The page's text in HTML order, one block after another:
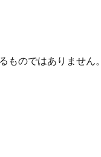
ものではありません。